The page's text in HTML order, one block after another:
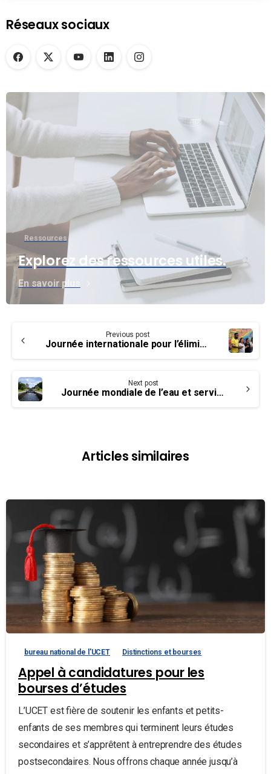
Réseaux sociaux
Ressources
Explorez des ressources utiles.
En savoir plus
Reading
Previous post
Journée internationale pour l’élimination de la discrimination raciale
Next post
Journée mondiale de l’eau et services publics
Articles similaires
bureau national de l'UCET Distinctions et bourses
Appel à candidatures pour les
bourses d’études
L’UCET est fière de soutenir les enfants et petits-
enfants de ses membres qui terminent leurs études
secondaires et s’apprêtent à entreprendre des études
postsecondaires. Nous offrons chaque année jusqu’à